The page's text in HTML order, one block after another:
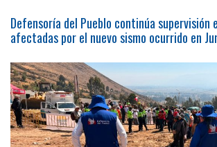
Defensoría del Pueblo continúa supervisión
afectadas por el nuevo sismo ocurrido en